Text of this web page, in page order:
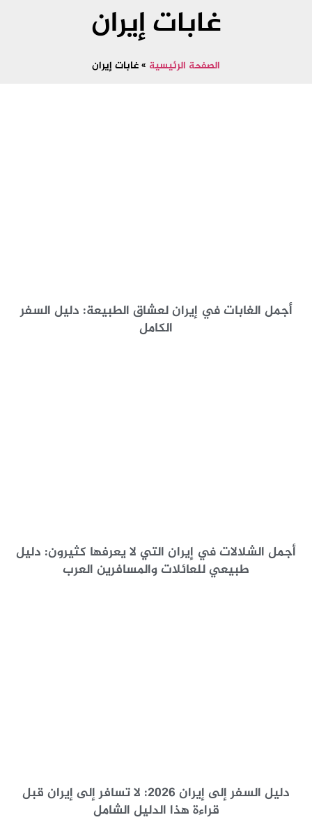
غابات إيران
الصفحة الرئيسية »غابات إيران
أجمل الغابات في إيران لعشاق الطبيعة: دليل السفر
الكامل
أجمل الشلالات في إيران التي لا يعرفها كثيرون: دليل
طبيعي للعائلات والمسافرين العرب
دليل السفر إلى إيران 2026: لا تسافر إلى إيران قبل
قراءة هذا الدليل الشامل